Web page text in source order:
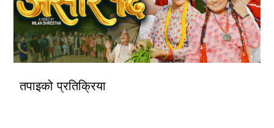
तपाइको प्रतिक्रिया